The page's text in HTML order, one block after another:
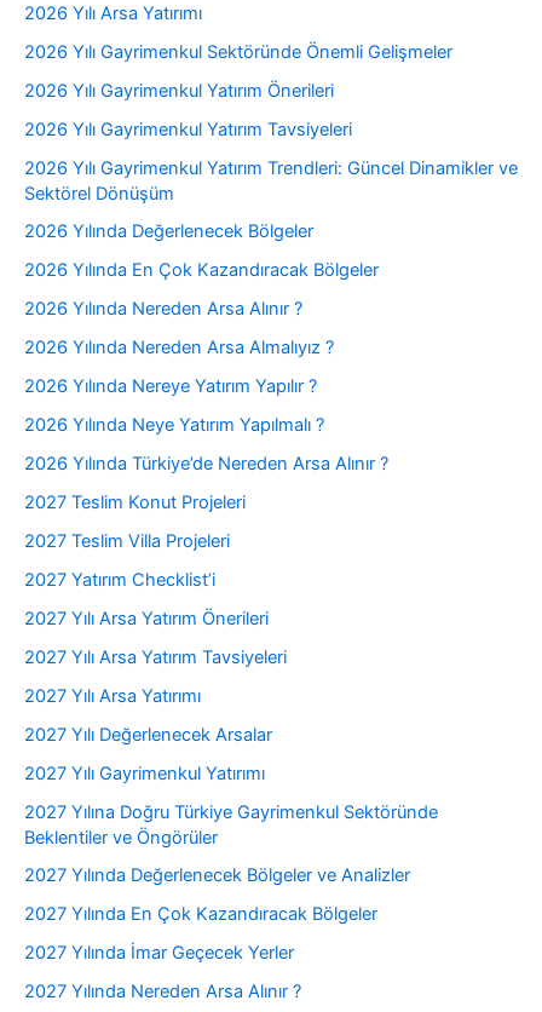
2026 Yılı Arsa Yatırımı
2026 Yılı Gayrimenkul Sektöründe Önemli Gelişmeler
2026 Yılı Gayrimenkul Yatırım Önerileri
2026 Yılı Gayrimenkul Yatırım Tavsiyeleri
2026 Yılı Gayrimenkul Yatırım Trendleri: Güncel Dinamikler ve
Sektörel Dönüşüm
2026 Yılında Değerlenecek Bölgeler
2026 Yılında En Çok Kazandıracak Bölgeler
2026 Yılında Nereden Arsa Alınır ?
2026 Yılında Nereden Arsa Almalıyız ?
2026 Yılında Nereye Yatırım Yapılır ?
2026 Yılında Neye Yatırım Yapılmalı ?
2026 Yılında Türkiye’de Nereden Arsa Alınır ?
2027 Teslim Konut Projeleri
2027 Teslim Villa Projeleri
2027 Yatırım Checklist’i
2027 Yılı Arsa Yatırım Önerileri
2027 Yılı Arsa Yatırım Tavsiyeleri
2027 Yılı Arsa Yatırımı
2027 Yılı Değerlenecek Arsalar
2027 Yılı Gayrimenkul Yatırımı
2027 Yılına Doğru Türkiye Gayrimenkul Sektöründe
Beklentiler ve Öngörüler
2027 Yılında Değerlenecek Bölgeler ve Analizler
2027 Yılında En Çok Kazandıracak Bölgeler
2027 Yılında İmar Geçecek Yerler
2027 Yılında Nereden Arsa Alınır ?